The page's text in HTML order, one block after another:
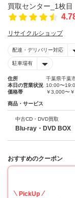
リサイクルショップ
配達・デリバリー対応
駐車場有
住所
千葉県千葉
本日の営業状況 10:00〜
価格帯
￥3,000〜
商品・サービス
中古CD・DVD買取
Blu-ray・DVD BOX
おすすめのクーポン
PickUp